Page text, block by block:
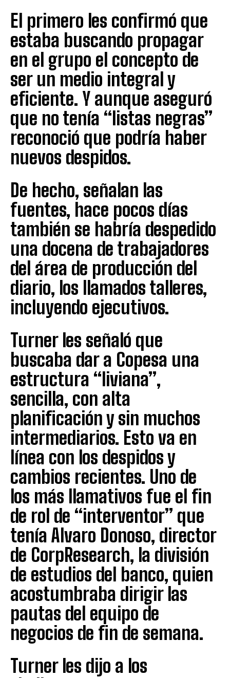
El primero les confirmó que
estaba buscando propagar
en el grupo el concepto de
ser un medio integral y
eficiente. Y aunque aseguró
que no tenía “listas negras”
reconoció que podría haber
nuevos despidos.
De hecho, señalan las
fuentes, hace pocos días
también se habría despedido
una docena de trabajadores
del área de producción del
diario, los llamados talleres,
incluyendo ejecutivos.
Turner les señaló que
buscaba dar a Copesa una
estructura “liviana”,
sencilla, con alta
planificación y sin muchos
intermediarios. Esto va en
línea con los despidos y
cambios recientes. Uno de
los más llamativos fue el fin
de rol de “interventor” que
tenía Alvaro Donoso, director
de CorpResearch, la división
de estudios del banco, quien
acostumbraba dirigir las
pautas del equipo de
negocios de fin de semana.
Turner les dijo a los